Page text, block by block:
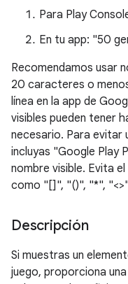
Para Play
En tu app: "50
Recomendamos usar
20 caracteres o
línea en la app de
visibles pueden tener
necesario. Para evitar
incluyas "Google Play
nombre visible. Evita
como "[]", "()", "*",
Descripción
Si muestras un
juego, proporciona